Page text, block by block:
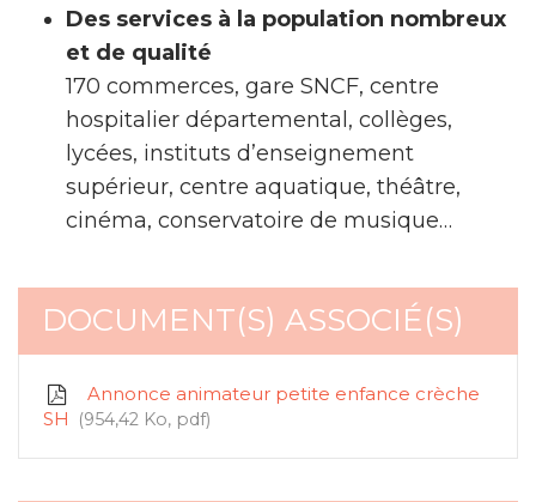
Des services à la population nombreux
et de qualité
170 commerces, gare SNCF, centre
hospitalier départemental, collèges,
lycées, instituts d’enseignement
supérieur, centre aquatique, théâtre,
cinéma, conservatoire de musique…
DOCUMENT(S) ASSOCIÉ(S)
Annonce animateur petite enfance crèche
SH
954,42 Ko, pdf